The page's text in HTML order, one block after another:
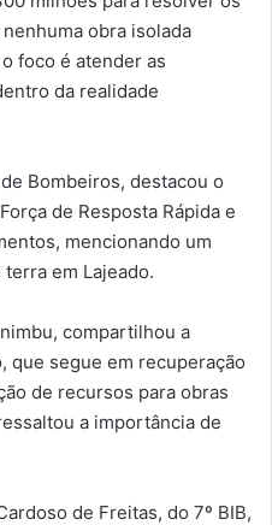
obra isolada
foco é atender as
da realidade
Bombeiros, destacou o
de Resposta Rápida e
mencionando um
em Lajeado.
compartilhou a
que segue em recuperação
de recursos para obras
a importância de
de Freitas, do 7º BIB,